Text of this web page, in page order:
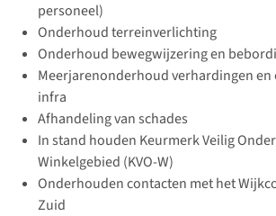
personeel)
Onderhoud terreinverlichting
Onderhoud bewegwijzering en
Meerjarenonderhoud verhardingen
infra
Afhandeling van schades
In stand houden Keurmerk Veilig
Winkelgebied (KVO-W)
Onderhouden contacten met het
Zuid